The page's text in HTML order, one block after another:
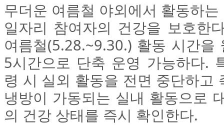
무더운 여름철 야외에서 활동하
일자리 참여자의 건강을 보호한
여름철(5.28.~9.30.) 활동 시간을
5시간으로 단축 운영 가능하다.
령 시 실외 활동을 전면 중단하고
냉방이 가동되는 실내 활동으로
의 건강 상태를 즉시 확인한다.